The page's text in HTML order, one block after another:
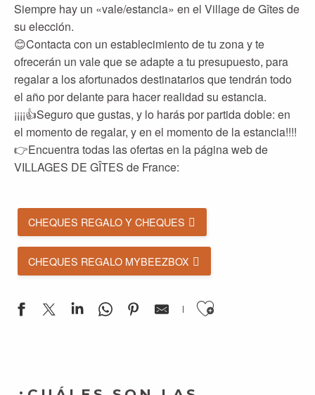
Siempre hay un «vale/estancia» en el Village de Gîtes de
su elección.
😊Contacta con un establecimiento de tu zona y te
ofrecerán un vale que se adapte a tu presupuesto, para
regalar a los afortunados destinatarios que tendrán todo
el año por delante para hacer realidad su estancia.
¡¡¡¡👍Seguro que gustas, y lo harás por partida doble: en
el momento de regalar, y en el momento de la estancia!!!!
👉Encuentra todas las ofertas en la página web de
VILLAGES DE GÎTES de France:
CHEQUES REGALO Y CHEQUES
CHEQUES REGALO MYBEEZBOX
Ajouter